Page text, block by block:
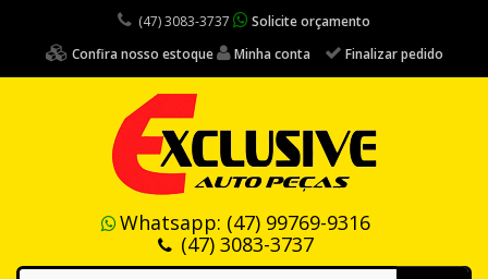
(47) 3083-3737
Solicite orçamento
Confira nosso estoque
Minha conta Finalizar pedido
Whatsapp: (47) 99769-9316
(47) 3083-3737